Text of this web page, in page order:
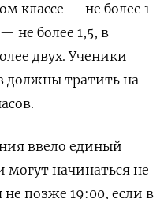
классе — не более 1
не более 1,5, в
двух. Ученики
должны тратить на
ввело единый
начинаться не
позже 19:00, если в